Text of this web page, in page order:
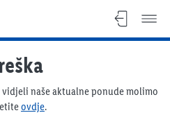
naše aktualne ponude molimo
ovdje.